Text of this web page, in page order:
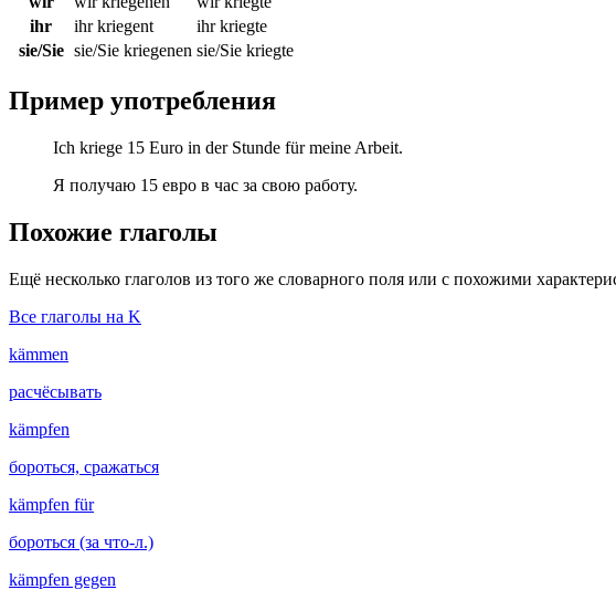
ihr
ihr kriegent
ihr kriegte
sie/Sie sie/Sie kriegenen sie/Sie kriegte
Пример употребления
Ich kriege 15 Euro in der Stunde für meine Arbeit.
Я получаю 15 евро в час за свою работу.
Похожие глаголы
Ещё несколько глаголов из того же словарного поля или с похожими
Все глаголы на K
kämmen
расчёсывать
kämpfen
бороться, сражаться
kämpfen für
бороться (за что-л.)
kämpfen gegen